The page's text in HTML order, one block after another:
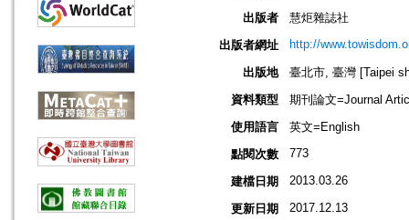
出版者
慧炬雜誌社
出版者網址
http://
出版地
臺北市, 臺灣 [Taipei
資料類型
期刊論文=Journal
使用語言
英文=English
點閱次數
773
建檔日期 2013.03.26
更新日期 2017.12.13